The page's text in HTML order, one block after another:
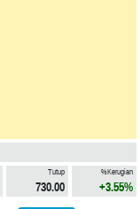
Tutup
730.00
%Kerugian
+3.55%